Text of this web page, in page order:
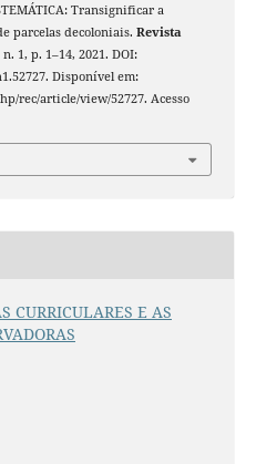
Transignificar a
parcelas decoloniais. Revista
n. 1, p. 1–14, 2021. DOI:
Disponível em:
rec/article/view/52727. Acesso
CURRICULARES E AS